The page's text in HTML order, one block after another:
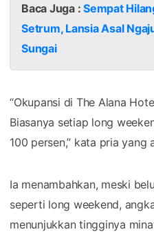
Baca Juga :Sempat
Setrum, Lansia Asal
Sungai
“Okupansi di The Alana
Biasanya setiap long
100 persen,” kata pria yang
Ia menambahkan, meski
seperti long weekend,
menunjukkan tingginya